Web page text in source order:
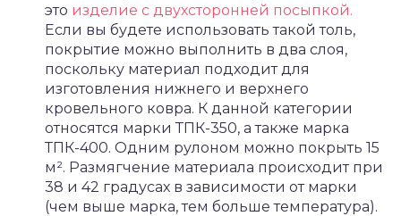
это изделие с двухсторонней посыпкой.
Если вы будете использовать такой толь,
покрытие можно выполнить в два слоя,
поскольку материал подходит для
изготовления нижнего и верхнего
кровельного ковра. К данной категории
относятся марки ТПК-350, а также марка
ТПК-400. Одним рулоном можно покрыть 15
м². Размягчение материала происходит при
38 и 42 градусах в зависимости от марки
(чем выше марка, тем больше температура).